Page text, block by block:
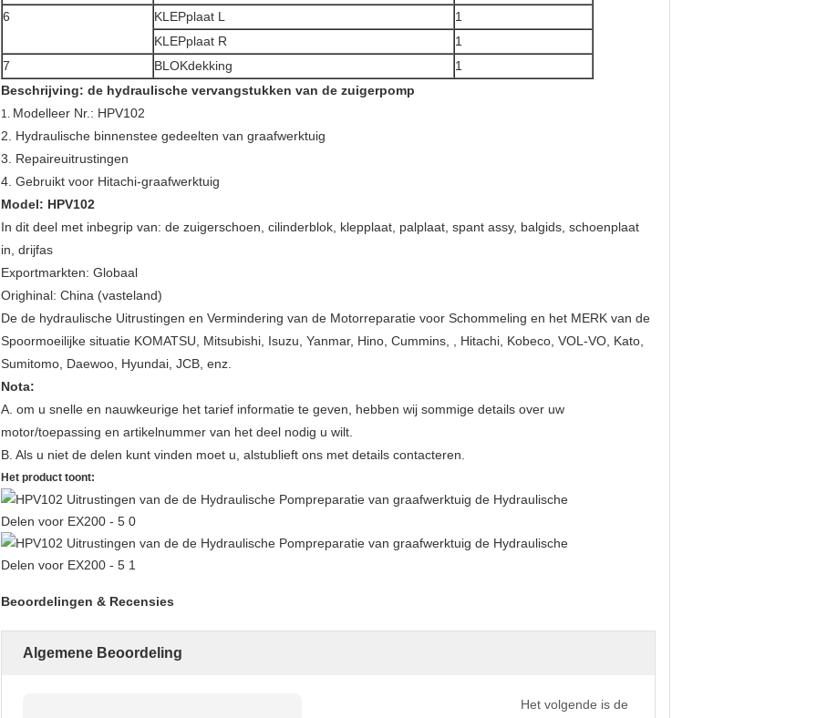
6
KLEPplaat L
1
KLEPplaat R
1
7
BLOKdekking
1
Beschrijving: de hydraulische vervangstukken van de zuigerpomp
1. Modelleer Nr.: HPV102
2. Hydraulische binnenstee gedeelten van graafwerktuig
3. Repaireuitrustingen
4. Gebruikt voor Hitachi-graafwerktuig
Model: HPV102
In dit deel met inbegrip van: de zuigerschoen, cilinderblok, klepplaat, palplaat, spant assy, balgids, schoenplaat
in, drijfas
Exportmarkten: Globaal
Orighinal: China (vasteland)
De de hydraulische Uitrustingen en Vermindering van de Motorreparatie voor Schommeling en het MERK van de
Spoormoeilijke situatie KOMATSU, Mitsubishi, Isuzu, Yanmar, Hino, Cummins, , Hitachi, Kobeco, VOL-VO, Kato,
Sumitomo, Daewoo, Hyundai, JCB, enz.
Nota:
A. om u snelle en nauwkeurige het tarief informatie te geven, hebben wij sommige details over uw
motor/toepassing en artikelnummer van het deel nodig u wilt.
B. Als u niet de delen kunt vinden moet u, alstublieft ons met details contacteren.
Het product toont:
Beoordelingen & Recensies
Algemene Beoordeling
Het volgende is de